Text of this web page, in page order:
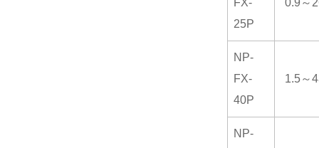
FX-
25P
0.9～
NP-
FX-
40P
1.5～
NP-